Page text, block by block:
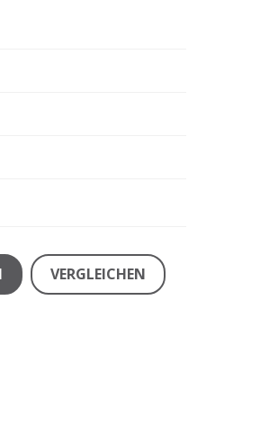
VERGLEICHEN